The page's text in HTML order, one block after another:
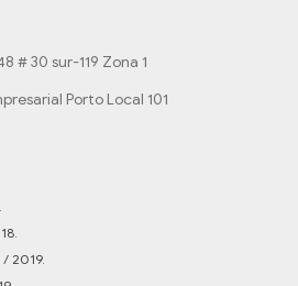
# 30 sur-119 Zona 1
Porto Local 101
/ 2019.